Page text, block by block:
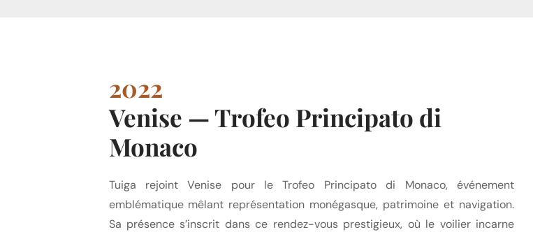
2022
Venise — Trofeo Principato di
Monaco
Tuiga rejoint Venise pour le Trofeo Principato di Monaco, événement
emblématique mêlant représentation monégasque, patrimoine et navigation.
Sa présence s’inscrit dans ce rendez-vous prestigieux, où le voilier incarne